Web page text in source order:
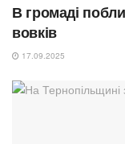
В громаді
вовків
17.09.2025